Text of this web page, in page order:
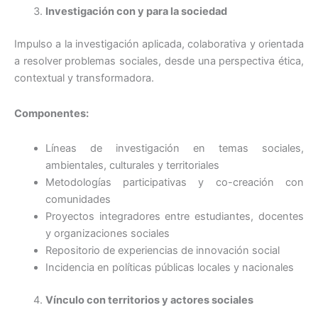
Investigación con y para la sociedad
Impulso a la investigación aplicada, colaborativa y orientada
a resolver problemas sociales, desde una perspectiva ética,
contextual y transformadora.
Componentes:
Líneas de investigación en temas sociales,
ambientales, culturales y territoriales
Metodologías participativas y co-creación con
comunidades
Proyectos integradores entre estudiantes, docentes
y organizaciones sociales
Repositorio de experiencias de innovación social
Incidencia en políticas públicas locales y nacionales
Vínculo con territorios y actores sociales